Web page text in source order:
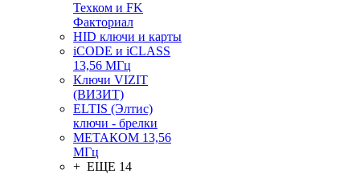
Техком и FK
Факториал
HID ключи и карты
iCODE и iCLASS
13,56 МГц
Ключи VIZIT
(ВИЗИТ)
ELTIS (Элтис)
ключи - брелки
МЕТАКОМ 13,56
МГц
+ ЕЩЕ 14